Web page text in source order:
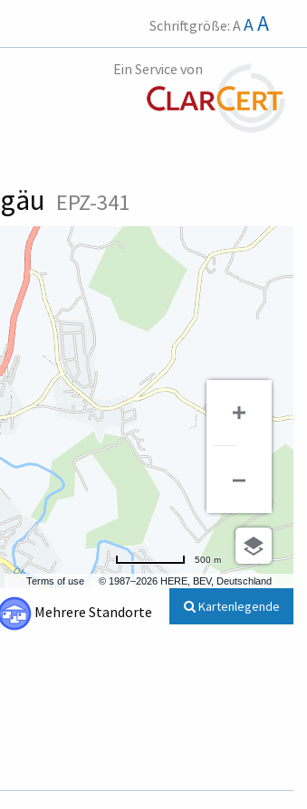
Schriftgröße: AAA
Ein Service von
EPZ-341
Terms of use © 1987–2026 HERE, BEV, Deutschland
500 m
Mehrere Standorte Kartenlegende